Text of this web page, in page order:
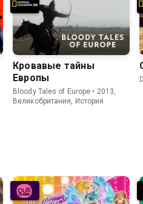
Кровавые тайны
Европы
Bloody Tales of Europe • 2013,
Великобритания, История